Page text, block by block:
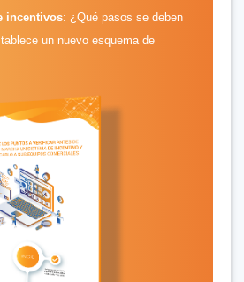
incentivos: ¿Qué pasos se deben
un nuevo esquema de